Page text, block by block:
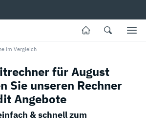
im Vergleich
für August
Sie unseren Rechner
Angebote
& schnell zum